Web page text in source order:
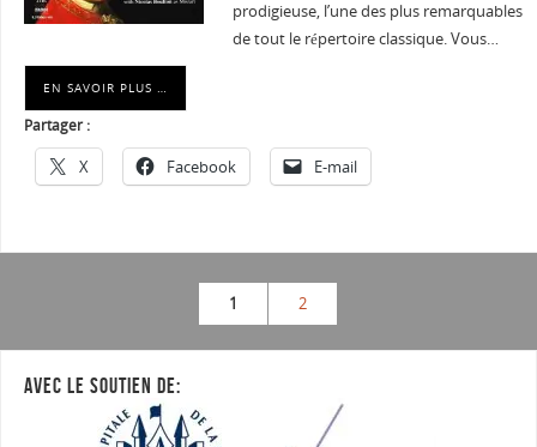
prodigieuse, l’une des plus remarquables
de tout le répertoire classique. Vous…
EN SAVOIR PLUS …
Partager :
X Facebook E-mail
1 2
AVEC LE SOUTIEN DE: